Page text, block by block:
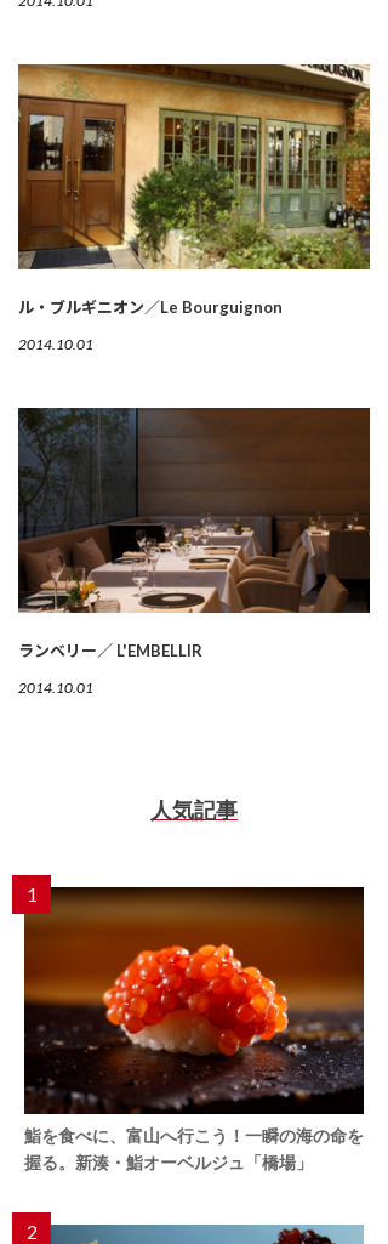
ル・ブルギニオン／Le Bourguignon
2014.10.01
ランベリー／ L'EMBELLIR
2014.10.01
人気記事
1
鮨を食べに、富山へ行こう！一瞬の海の命を
握る。新湊・鮨オーベルジュ「橋場」
2